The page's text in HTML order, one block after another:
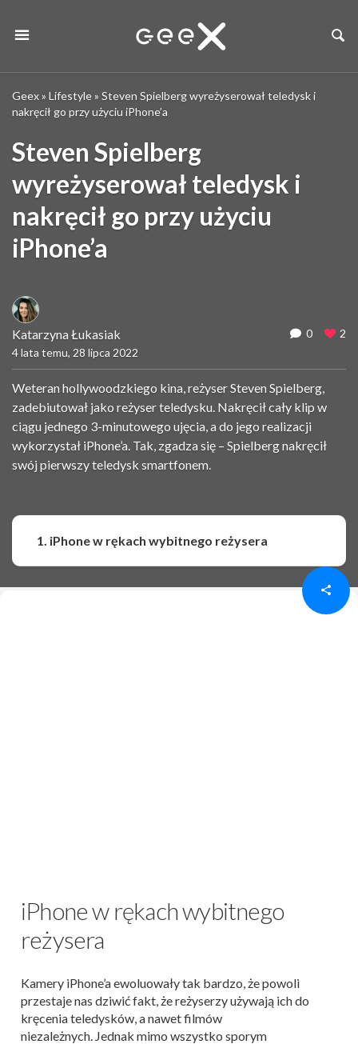
Geex» Lifestyle» Steven Spielberg wyreżyserował teledysk i
nakręcił go przy użyciu iPhone’a
Steven Spielberg
wyreżyserował teledysk i
nakręcił go przy użyciu
iPhone’a
Katarzyna Łukasiak
4 lata temu, 28 lipca 2022
0 2
Weteran hollywoodzkiego kina, reżyser Steven Spielberg,
zadebiutował jako reżyser teledysku. Nakręcił cały klip w
ciągu jednego 3-minutowego ujęcia, a do jego realizacji
wykorzystał iPhone’a. Tak, zgadza się – Spielberg nakręcił
swój pierwszy teledysk smartfonem.
Udostępnij Udostępnij
iPhone w rękach wybitnego
reżysera
Kamery iPhone’a ewoluowały tak bardzo, że powoli
przestaje nas dziwić fakt, że reżyserzy używają ich do
kręcenia teledysków, a nawet filmów
niezależnych. Jednak mimo wszystko sporym
1. iPhone w rękach wybitnego reżysera